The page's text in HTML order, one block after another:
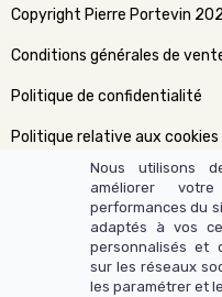
Copyright Pierre Portevin
Conditions générales de
Politique de confidentialité
Politique relative aux cookies
Nous utilisons
améliorer
performances du
adaptés à vos
personnalisés et
sur les réseaux
les paramétrer et